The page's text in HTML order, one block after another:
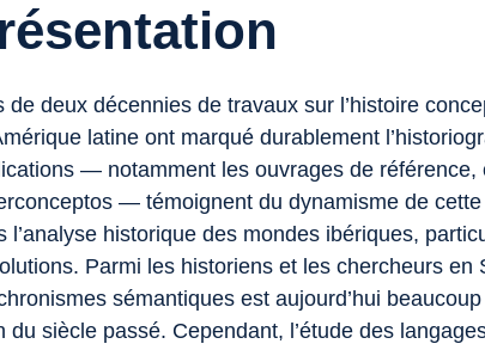
de deux décennies de travaux sur l’histoire
latine ont marqué durablement
— notamment les ouvrages de référence,
— témoignent du dynamisme de
l’analyse historique des mondes ibériques,
Parmi les historiens et les chercheurs en
sémantiques est aujourd’hui
du siècle passé. Cependant, l’étude des